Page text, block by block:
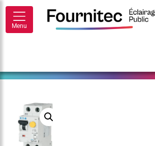
Menu